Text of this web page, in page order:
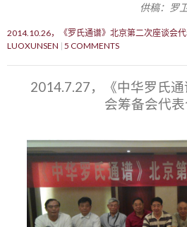
供稿：罗
2014.10.26，《罗氏通谱》北京第二次座谈会
LUOXUNSEN 5 COMMENTS
2014.7.27，《中华罗氏
会筹备会代